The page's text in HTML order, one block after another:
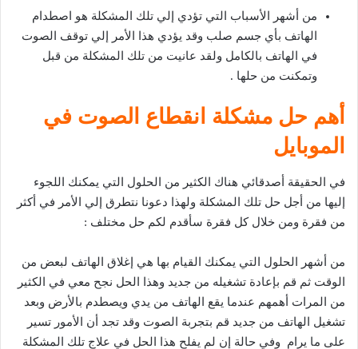
من أشهر الأسباب التي تؤدي إلي تلك المشكلة هو اصطدام
الهاتف بأي جسم صلب وقد يؤدي هذا الأمر إلي توقف الصوت
في الهاتف بالكامل ولقد عانيت من تلك المشكلة من قبل
وتمكنت من حلها .
أهم حل مشكلة انقطاع الصوت في
الموبايل
في الحقيقة أصدقائي هناك الكثير من الحلول التي يمكنك اللجوء
إليها من أجل حل تلك المشكلة ولهذا دعونا نتطرق إلي الأمر في أكثر
من فقرة ومن خلال كل فقرة سأقدم لكم حل مختلف :
من أشهر الحلول التي يمكنك القيام بها هي إغلاق الهاتف لبعض من
الوقت ثم قم بإعادة تشغيله من جديد وهذا الحل نجح معي في الكثير
من المرات أهمهم عندما يقع الهاتف من يدي ويصطدم بالأرض وبعد
تشغيل الهاتف من جديد قم بتجربة الصوت وقد تجد أن الأمور تسير
على ما يرام وفي حالة إن لم يفلح هذا الحل في علاج تلك المشكلة